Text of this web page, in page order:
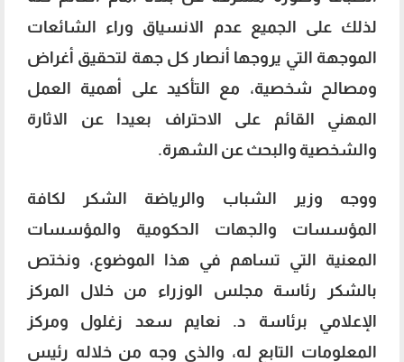
لذلك على الجميع عدم الانسياق وراء الشائعات
الموجهة التي يروجها أنصار كل جهة لتحقيق أغراض
ومصالح شخصية، مع التأكيد على أهمية العمل
المهني القائم على الاحتراف بعيدا عن الاثارة
والشخصية والبحث عن الشهرة.
ووجه وزير الشباب والرياضة الشكر لكافة
المؤسسات والجهات الحكومية والمؤسسات
المعنية التي تساهم في هذا الموضوع، ونختص
بالشكر رئاسة مجلس الوزراء من خلال المركز
الإعلامي برئاسة د. نعايم سعد زغلول ومركز
المعلومات التابع له، والذي وجه من خلاله رئيس